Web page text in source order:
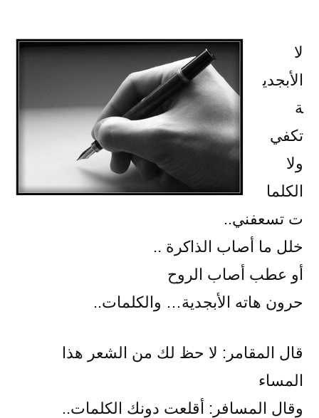
لا
الأبجدي
ة
تكفي
ولا
الكلما
ت تسعفني..
خلل ما أصاب الذاكرة ..
أو عطب أصاب الروح
حرون هاته الأبجدية… والكلمات..
قال المقامر: لا حظ لك من الشعر هذا
المساء
وقال المسافر: أقلعت دونك الكلمات..